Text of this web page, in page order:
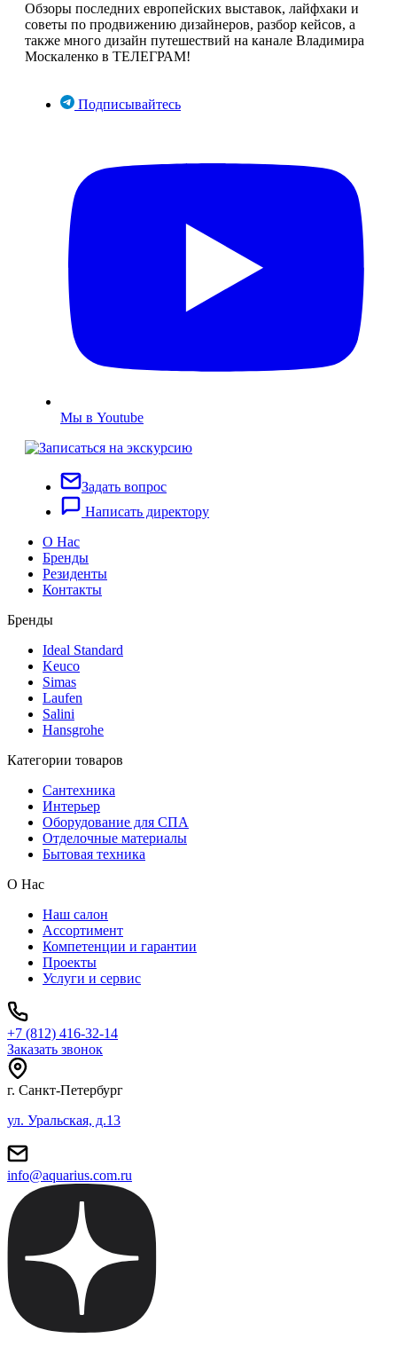
Обзоры последних европейских выставок, лайфхаки и
советы по продвижению дизайнеров, разбор кейсов, а
также много дизайн путешествий на канале Владимира
Москаленко в ТЕЛЕГРАМ!
Подписывайтесь
Мы в Youtube
Задать вопрос
Написать директору
О Нас
Бренды
Резиденты
Контакты
Бренды
Ideal Standard
Keuco
Simas
Laufen
Salini
Hansgrohe
Категории товаров
Сантехника
Интерьер
Оборудование для СПА
Отделочные материалы
Бытовая техника
О Нас
Наш салон
Ассортимент
Компетенции и гарантии
Проекты
Услуги и сервис
+7 (812) 416-32-14
Заказать звонок
г. Санкт-Петербург
ул. Уральская, д.13
info@aquarius.com.ru